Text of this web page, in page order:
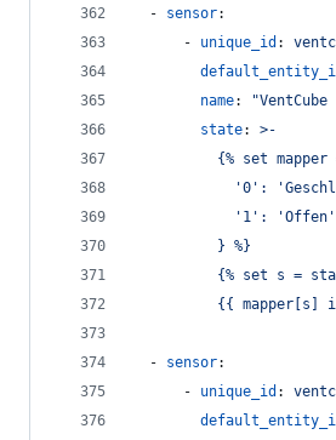
  -
sensor:
      -
unique_id :
name: "
state: >-
{% set mapper
'0':
            '1': 'Offen'
          } %}
{% set s =
{{ mapper[s]
  -
sensor:
      -
unique_id :